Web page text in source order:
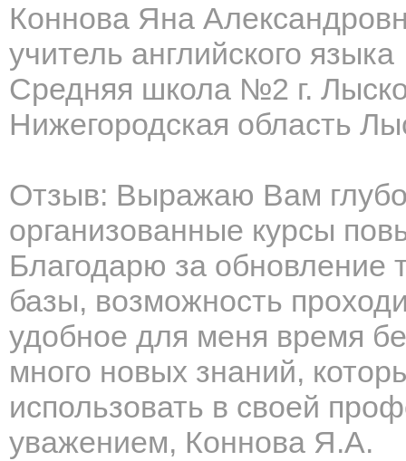
Коннова Яна
учитель английского языка
Средняя школа №2 г.
Нижегородская область
Отзыв: Выражаю Вам
организованные курсы
Благодарю за обновление
базы, возможность
удобное для меня время
много новых знаний,
использовать в своей
уважением, Коннова Я.А.